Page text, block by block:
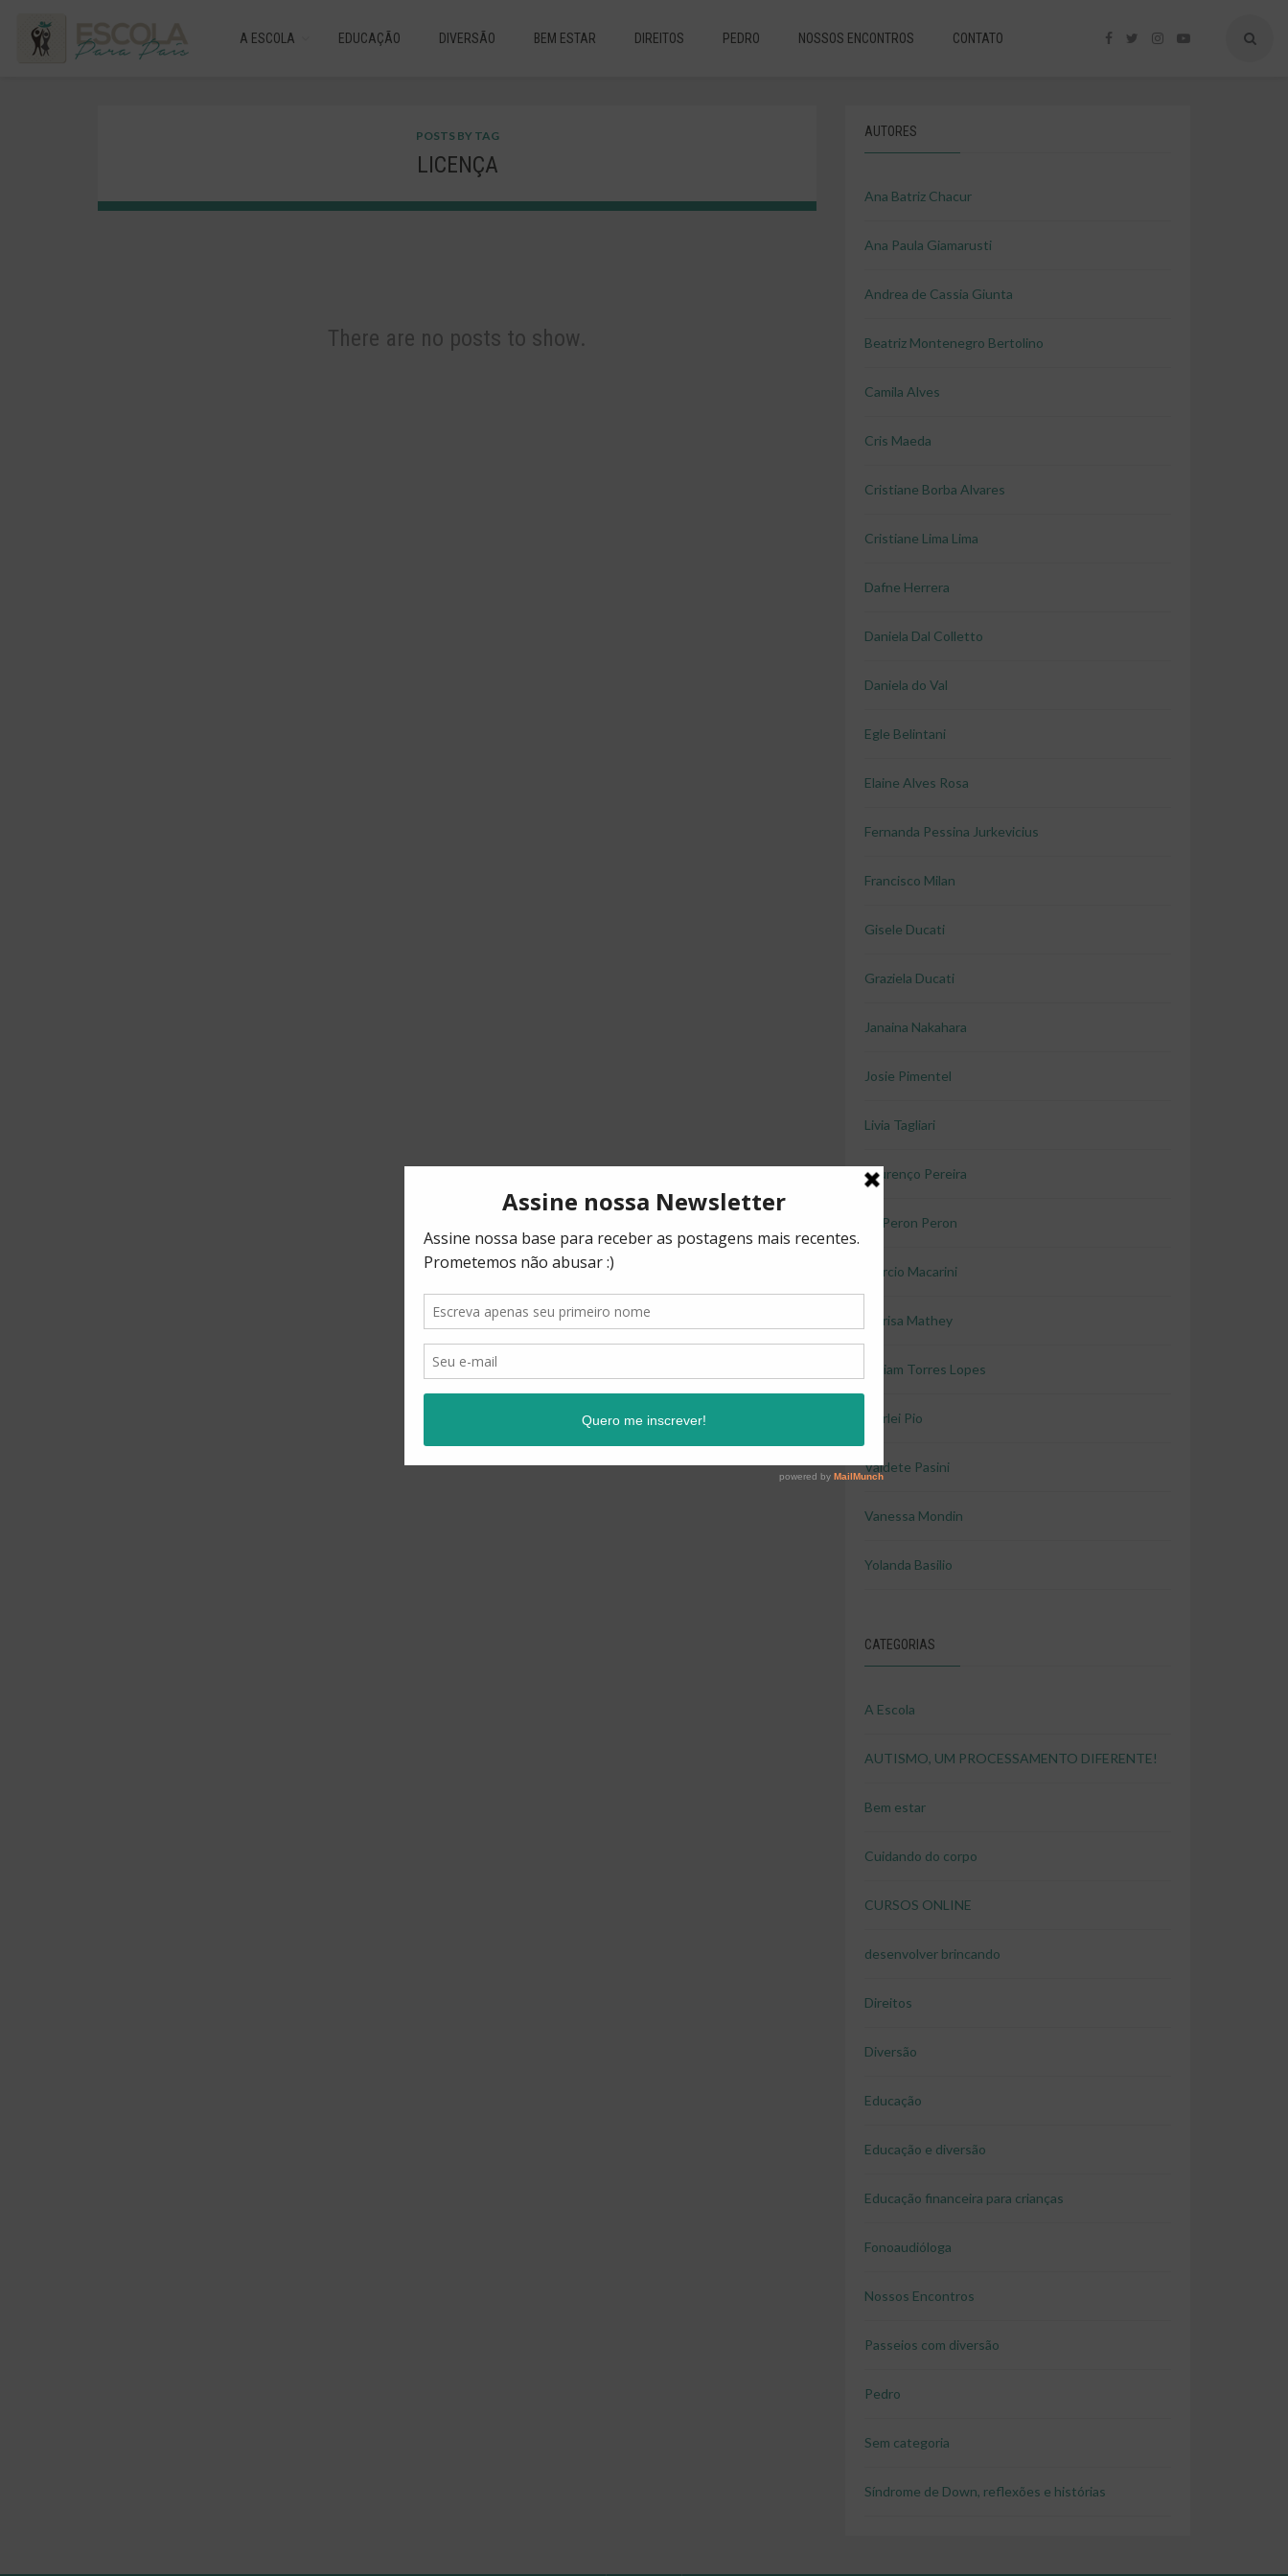
A ESCOLA EDUCAÇÃO DIVERSÃO BEM ESTAR DIREITOS PEDRO NOSSOS ENCONTROS CONTATO
POSTS BY TAG
LICENÇA
There are no posts to show.
AUTORES
Ana Batriz Chacur
Ana Paula Giamarusti
Andrea de Cassia Giunta
Beatriz Montenegro Bertolino
Camila Alves
Cris Maeda
Cristiane Borba Alvares
Cristiane Lima Lima
Dafne Herrera
Daniela Dal Colletto
Daniela do Val
Egle Belintani
Elaine Alves Rosa
Fernanda Pessina Jurkevicius
Francisco Milan
Gisele Ducati
Graziela Ducati
Janaina Nakahara
Josie Pimentel
Livia Tagliari
Lourenço Pereira
Lu Peron Peron
Marcio Macarini
Marisa Mathey
Miriam Torres Lopes
Shirlei Pio
Valdete Pasini
Vanessa Mondin
Yolanda Basilio
CATEGORIAS
A Escola
AUTISMO, UM PROCESSAMENTO DIFERENTE!
Bem estar
Cuidando do corpo
CURSOS ONLINE
desenvolver brincando
Direitos
Diversão
Educação
Educação e diversão
Educação financeira para crianças
Fonoaudióloga
Nossos Encontros
Passeios com diversão
Pedro
Sem categoria
Síndrome de Down, reflexões e histórias